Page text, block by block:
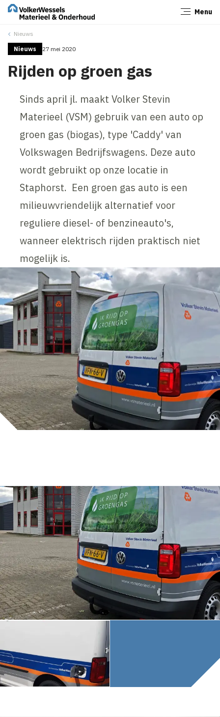
Menu
Nieuws
Nieuws 27 mei 2020
Rijden op groen gas
Sinds april jl. maakt Volker Stevin
Materieel (VSM) gebruik van een auto op
groen gas (biogas), type 'Caddy' van
Volkswagen Bedrijfswagens. Deze auto
wordt gebruikt op onze locatie in
Staphorst. Een groen gas auto is een
milieuwvriendelijk alternatief voor
reguliere diesel- of benzineauto's,
wanneer elektrisch rijden praktisch niet
mogelijk is.
Sluiten